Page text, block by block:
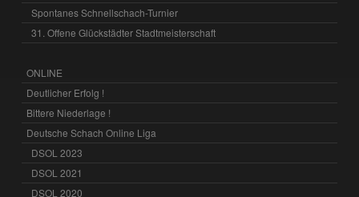
Spontanes Schnellschach-Turnier
31. Offene Glückstädter Stadtmeisterschaft
ONLINE
Deutlicher Erfolg !
Bittere Niederlage !
Deutsche Schach Online Liga
DSOL 2023
DSOL 2021
DSOL 2020